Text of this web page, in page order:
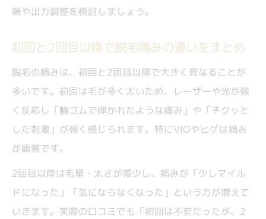
隔や出力調整を検討しましょう。
初回と2回目以降で脱毛痛みの違いをまとめ
脱毛の痛みは、初回と2回目以降で大きく異なることが
多いです。初回は毛が多く太いため、レーザーや光が強
く反応し「輪ゴムで弾かれたような痛み」や「チクッと
した刺激」が強く感じられます。特にVIOやヒゲは痛み
が顕著です。
2回目以降は毛量・太さが減少し、痛みが「少しマイル
ドになった」「気にならなくなった」という方が増えて
いきます。実際の口コミでも「初回は不安だったが、2